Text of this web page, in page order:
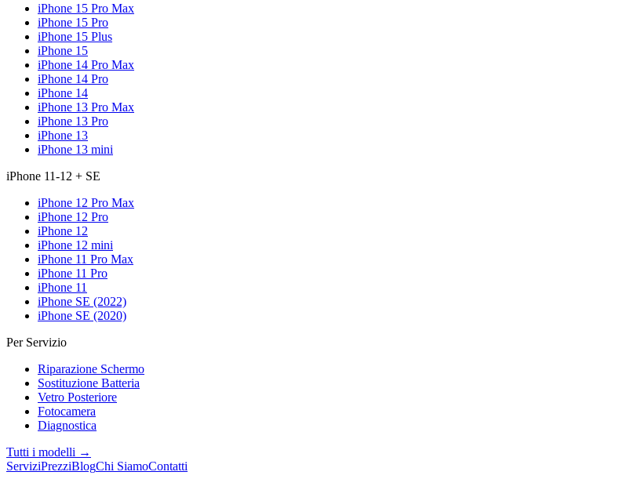
iPhone 15 Pro Max
iPhone 15 Pro
iPhone 15 Plus
iPhone 15
iPhone 14 Pro Max
iPhone 14 Pro
iPhone 14
iPhone 13 Pro Max
iPhone 13 Pro
iPhone 13
iPhone 13 mini
iPhone 11-12 + SE
iPhone 12 Pro Max
iPhone 12 Pro
iPhone 12
iPhone 12 mini
iPhone 11 Pro Max
iPhone 11 Pro
iPhone 11
iPhone SE (2022)
iPhone SE (2020)
Per Servizio
Riparazione Schermo
Sostituzione Batteria
Vetro Posteriore
Fotocamera
Diagnostica
Tutti i modelli →
ServiziPrezziBlogChi SiamoContatti